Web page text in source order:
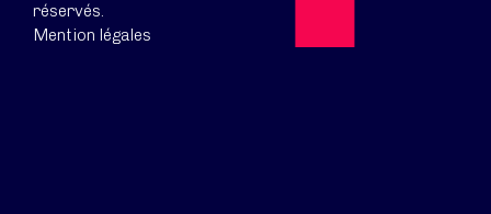
réservés.
Mention légales